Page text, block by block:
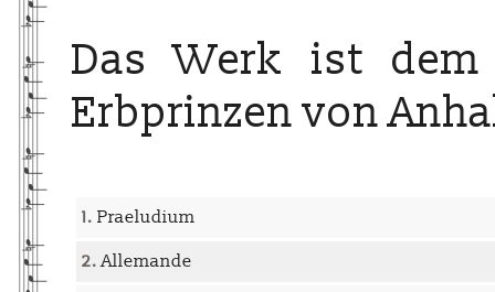
Das Werk ist dem
Erbprinzen von
1. Praeludium
2.Allemande